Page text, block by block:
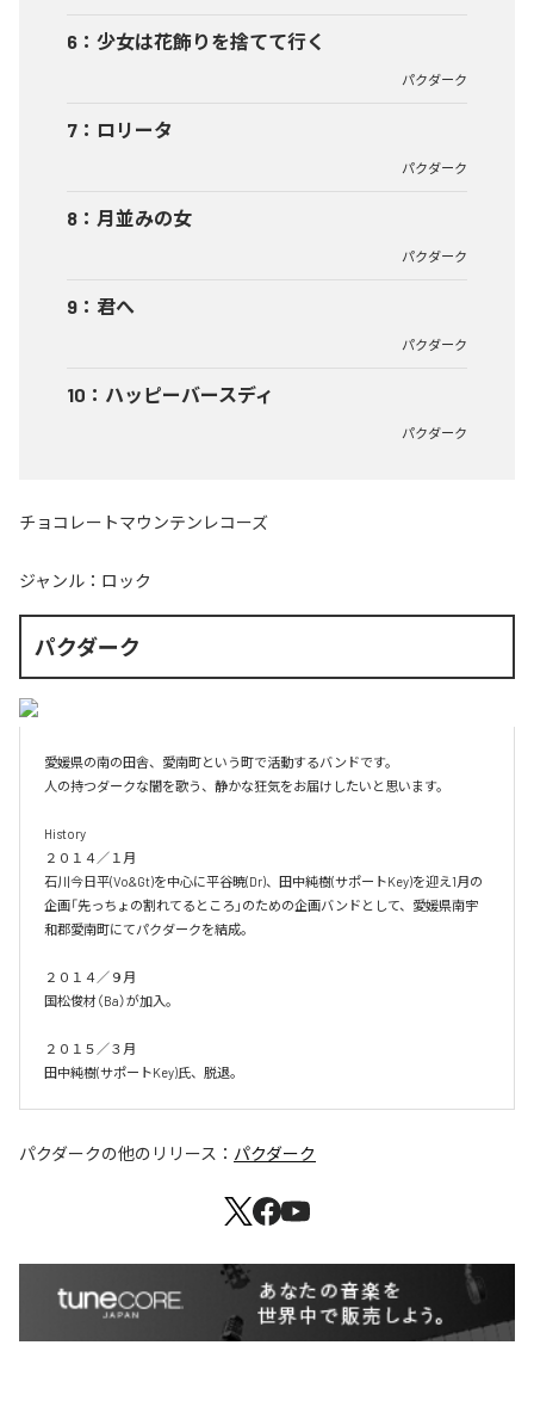
6 ： 少女は花飾りを捨てて行く
パクダーク
7 ： ロリータ
パクダーク
8 ： 月並みの女
パクダーク
9 ： 君へ
パクダーク
10 ： ハッピーバースディ
パクダーク
チョコレートマウンテンレコーズ
ジャンル： ロック
パクダーク
愛媛県の南の田舎、愛南町という町で活動するバンドです。
人の持つダークな闇を歌う、静かな狂気をお届けしたいと思います。
History
２０１４／１月
石川今日平(Vo&Gt)を中心に平谷暁(Dr)、田中純樹(サポートKey)を迎え1月の
企画「先っちょの割れてるところ」のための企画バンドとして、愛媛県南宇
和郡愛南町にてパクダークを結成。
２０１４／９月
国松俊材（Ba）が加入。
２０１５／３月
田中純樹(サポートKey)氏、脱退。
パクダークの他のリリース： パクダーク